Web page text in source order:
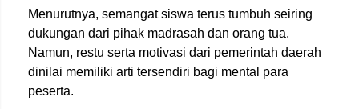
Menurutnya, semangat siswa terus tumbuh seiring
dukungan dari pihak madrasah dan orang tua.
Namun, restu serta motivasi dari pemerintah daerah
dinilai memiliki arti tersendiri bagi mental para
peserta.